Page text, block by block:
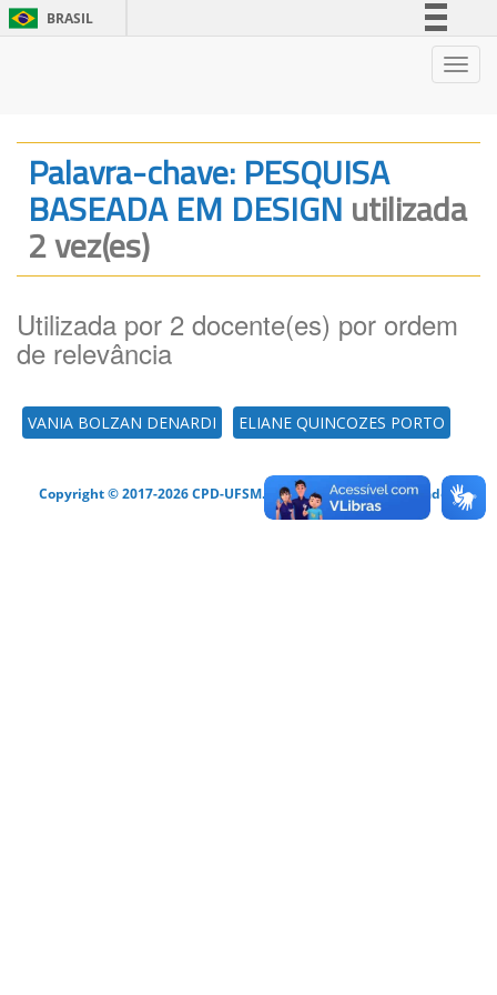
BRASIL
Legislação
Canais
Palavra-chave: PESQUISA
BASEADA EM DESIGN utilizada
2 vez(es)
Utilizada por 2 docente(es) por ordem
de relevância
VANIA BOLZAN DENARDI ELIANE QUINCOZES PORTO
Copyright © 2017-2026 CPD-UFSM. Todos os direitos reservados.